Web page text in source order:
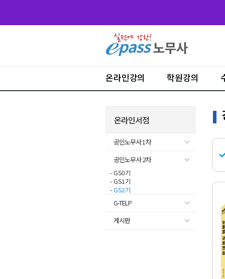
온라인강의 학원강의
온라인서점
공인노무사 1차
공인노무사 2차
- GS0기
- GS1기
-GS2기
G-TELP
게시판